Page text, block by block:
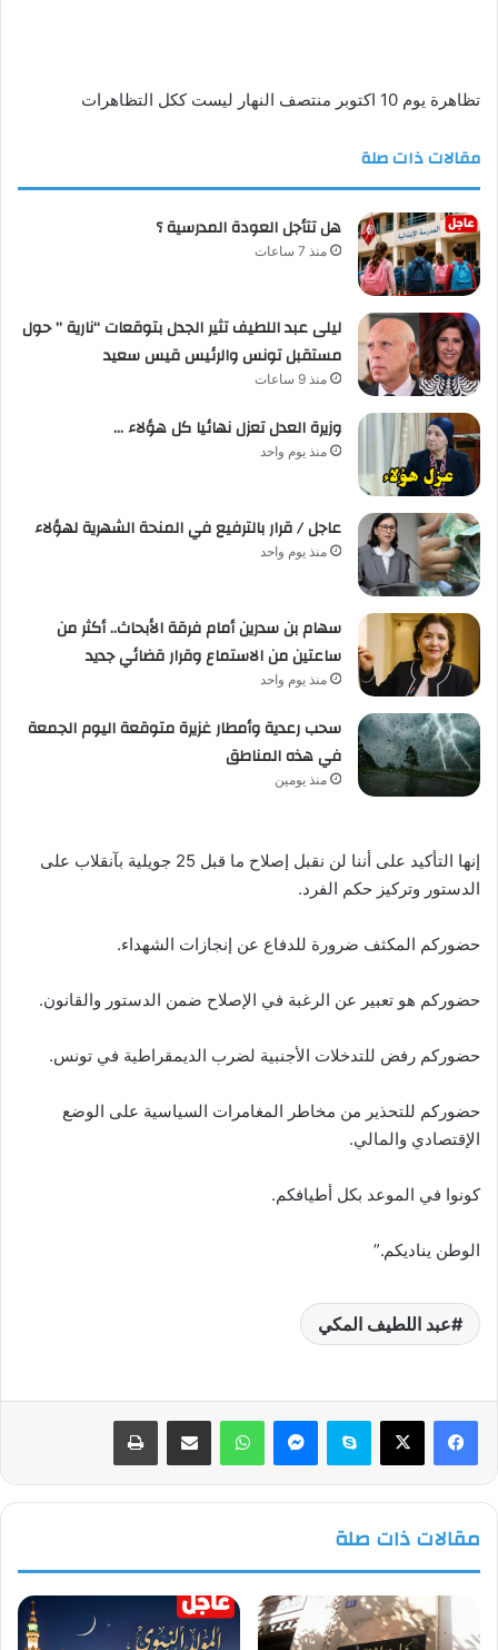
تظاهرة يوم 10 اكتوبر منتصف النهار ليست ككل التظاهرات
مقالات ذات صلة
هل تتأجل العودة المدرسية ؟
منذ 7 ساعات
ليلى عبد اللطيف تثير الجدل بتوقعات “نارية ” حول
مستقبل تونس والرئيس قيس سعيد
منذ 9 ساعات
وزيرة العدل تعزل نهائيا كل هؤلاء …
منذ يوم واحد
عاجل / قرار بالترفيع في المنحة الشهرية لهؤلاء
منذ يوم واحد
سهام بن سدرين أمام فرقة الأبحاث.. أكثر من
ساعتين من الاستماع وقرار قضائي جديد
منذ يوم واحد
سحب رعدية وأمطار غزيرة متوقعة اليوم الجمعة
في هذه المناطق
منذ يومين
إنها التأكيد على أننا لن نقبل إصلاح ما قبل 25 جويلية بآنقلاب على
الدستور وتركيز حكم الفرد.
حضوركم المكثف ضرورة للدفاع عن إنجازات الشهداء.
حضوركم هو تعبير عن الرغبة في الإصلاح ضمن الدستور والقانون.
حضوركم رفض للتدخلات الأجنبية لضرب الديمقراطية في تونس.
حضوركم للتحذير من مخاطر المغامرات السياسية على الوضع
الإقتصادي والمالي.
كونوا في الموعد بكل أطيافكم.
الوطن يناديكم.”
عبد اللطيف المكي
فيسبوك سكايب واتساب
مقالات ذات صلة